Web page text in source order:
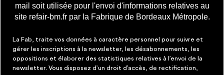
mail soit utilisée pour l'envoi d'informations relatives au
site refair-bm.fr par la Fabrique de Bordeaux Métropole.
La Fab, traite vos données à caractère personnel pour suivre et
gérer les inscriptions à la newsletter, les désabonnements, les
oppositions et élaborer des statistiques relatives à l’envoi de la
newsletter. Vous disposez d’un droit d’accès, de rectification,